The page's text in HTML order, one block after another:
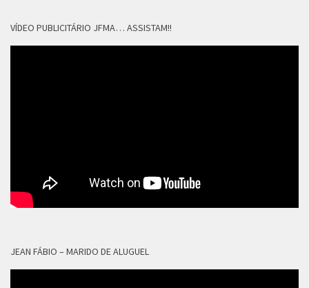
VÍDEO PUBLICITÁRIO JFMA… ASSISTAM!!
JEAN FÁBIO – MARIDO DE ALUGUEL